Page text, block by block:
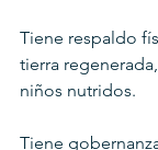
Tiene respaldo
tierra
niños nutridos.
Tiene